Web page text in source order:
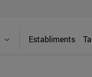
Establiments